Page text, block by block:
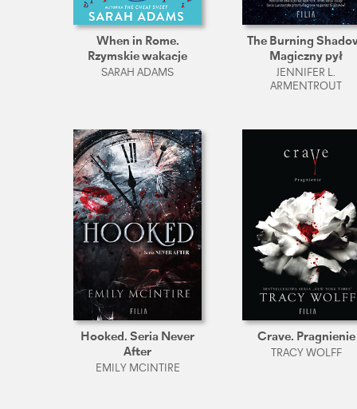
When in Rome.
Rzymskie wakacje
SARAH ADAMS
The Burning
Magiczny pył
JENNIFER L.
ARMENTROUT
Hooked. Seria Never
After
EMILY MCINTIRE
Crave. Pragnienie
TRACY WOLFF